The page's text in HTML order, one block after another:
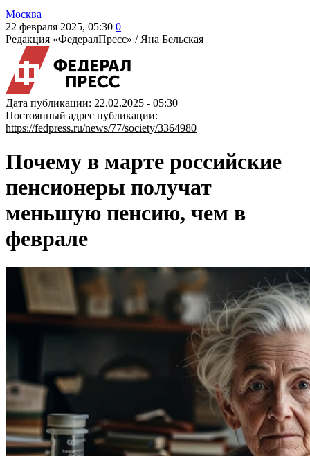
Москва
22 февраля 2025, 05:30 0
Редакция «ФедералПресс» / Яна Бельская
Дата публикации: 22.02.2025 - 05:30
Постоянный адрес публикации:
https://fedpress.ru/news/77/society/3364980
Почему в марте российские
пенсионеры получат
меньшую пенсию, чем в
феврале